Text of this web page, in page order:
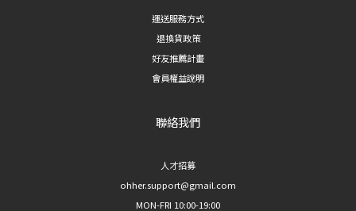
運送服務方式
退換貨政策
好友推薦計畫
會員權益說明
聯絡我們
人才招募
ohher.support@gmail.com
MON-FRI 10:00-19:00